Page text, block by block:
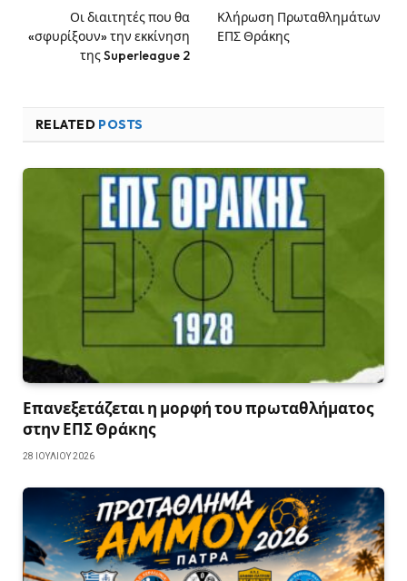
Οι διαιτητές που θα
«σφυρίξουν» την εκκίνηση
της Superleague 2
Κλήρωση Πρωταθλημάτων
ΕΠΣ Θράκης
RELATED POSTS
Επανεξετάζεται η μορφή του πρωταθλήματος
στην ΕΠΣ Θράκης
28 ΙΟΥΛΊΟΥ 2026